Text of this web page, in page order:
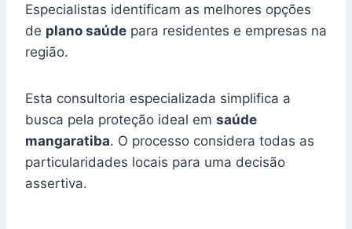
Especialistas identificam as melhores opções
de plano saúde para residentes e empresas na
região.
Esta consultoria especializada simplifica a
busca pela proteção ideal em saúde
mangaratiba. O processo considera todas as
particularidades locais para uma decisão
assertiva.